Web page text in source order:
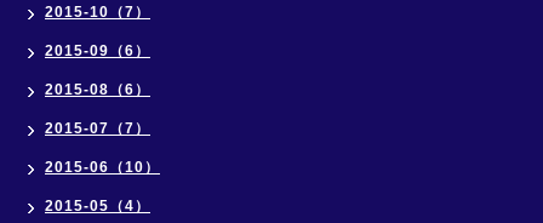
2015-10（7）
2015-09（6）
2015-08（6）
2015-07（7）
2015-06（10）
2015-05（4）